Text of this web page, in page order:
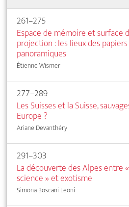
261–275
Espace de mémoire et surface
projection : les lieux des
panoramiques
Étienne Wismer
277–289
Les Suisses et la Suisse,
Europe ?
Ariane Devanthéry
291–303
La découverte des Alpes entre «
science » et exotisme
Simona Boscani Leoni